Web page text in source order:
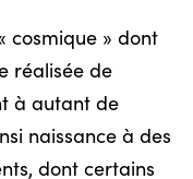
cosmique » dont
réalisée de
à autant de
naissance à des
dont certains